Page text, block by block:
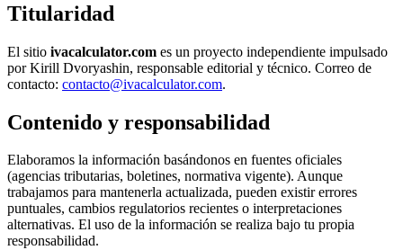
Titularidad
El sitio ivacalculator.com es un proyecto independiente impulsado
por Kirill Dvoryashin, responsable editorial y técnico. Correo de
contacto: contacto@ivacalculator.com.
Contenido y responsabilidad
Elaboramos la información basándonos en fuentes oficiales
(agencias tributarias, boletines, normativa vigente). Aunque
trabajamos para mantenerla actualizada, pueden existir errores
puntuales, cambios regulatorios recientes o interpretaciones
alternativas. El uso de la información se realiza bajo tu propia
responsabilidad.